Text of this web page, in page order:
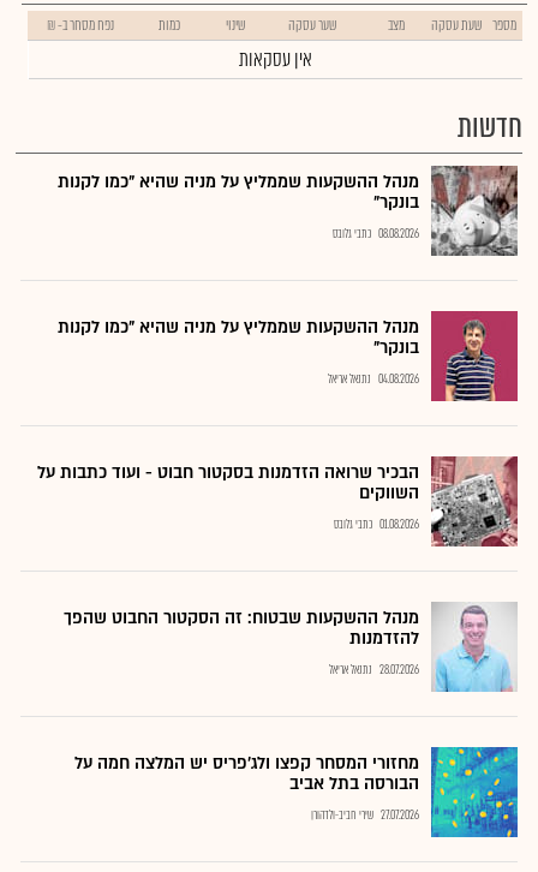
מספר שעת עסקה מצב שער עסקה שינוי כמות נפח מסחר ב- ₪
אין עסקאות
חדשות
מנהל ההשקעות שממליץ על מניה שהיא "כמו לקנות
בונקר"
08.08.2026 כתבי גלובס
מנהל ההשקעות שממליץ על מניה שהיא "כמו לקנות
בונקר"
04.08.2026 נתנאל אריאל
הבכיר שרואה הזדמנות בסקטור חבוט - ועוד כתבות על
השווקים
01.08.2026 כתבי גלובס
מנהל ההשקעות שבטוח: זה הסקטור החבוט שהפך
להזדמנות
28.07.2026 נתנאל אריאל
מחזורי המסחר קפצו ולג'פריס יש המלצה חמה על
הבורסה בתל אביב
27.07.2026 שירי חביב-ולדהורן